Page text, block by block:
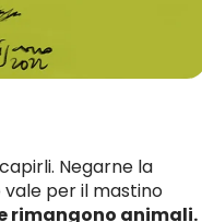
Negarne la
per il mastino
rimangono animali.